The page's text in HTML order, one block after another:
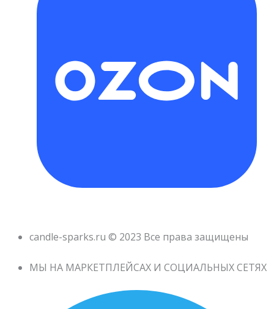
candle-sparks.ru © 2023 Все права защищены
МЫ НА МАРКЕТПЛЕЙСАХ И СОЦИАЛЬНЫХ СЕТЯХ